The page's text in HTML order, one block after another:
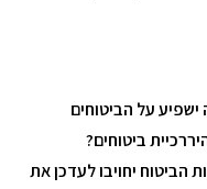
על הביטוחים
ביטוחים?
יחויבו לעדכן את